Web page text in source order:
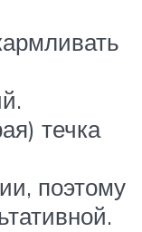
течка
поэтому